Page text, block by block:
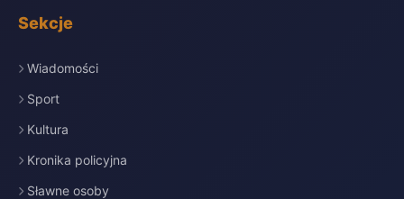
Sekcje
Wiadomości
Sport
Kultura
Kronika policyjna
Sławne osoby